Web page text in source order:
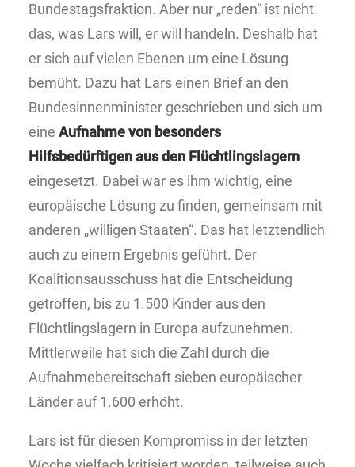
Bundestagsfraktion. Aber nur „reden“ ist nicht
das, was Lars will, er will handeln. Deshalb hat
er sich auf vielen Ebenen um eine Lösung
bemüht. Dazu hat Lars einen Brief an den
Bundesinnenminister geschrieben und sich um
eine Aufnahme von besonders
Hilfsbedürftigen aus den Flüchtlingslagern
eingesetzt. Dabei war es ihm wichtig, eine
europäische Lösung zu finden, gemeinsam mit
anderen „willigen Staaten“. Das hat letztendlich
auch zu einem Ergebnis geführt. Der
Koalitionsausschuss hat die Entscheidung
getroffen, bis zu 1.500 Kinder aus den
Flüchtlingslagern in Europa aufzunehmen.
Mittlerweile hat sich die Zahl durch die
Aufnahmebereitschaft sieben europäischer
Länder auf 1.600 erhöht.
Lars ist für diesen Kompromiss in der letzten